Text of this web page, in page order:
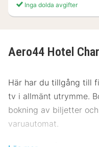
Inga dolda avgifter
Aero44 Hotel
Här har du tillgång till
tv i allmänt utrymme.
bokning av biljetter
varuautomat.